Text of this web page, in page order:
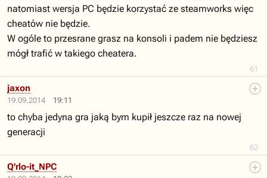
61
natomiast wersja PC będzie korzystać ze steamworks więc
cheatów nie będzie.
W ogóle to przesrane grasz na konsoli i padem nie będziesz
mógł trafić w takiego cheatera.
19.09.2014 19:11
62
jaxon
to chyba jedyna gra jaką bym kupił jeszcze raz na nowej
generacji
Q'rlo-it_NPC